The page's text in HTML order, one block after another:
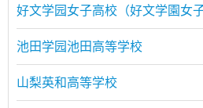
好文学园女子高校（好文学園女
池田学园池田高等学校
山梨英和高等学校